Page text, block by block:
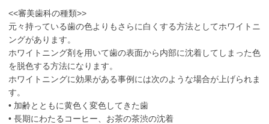
<<審美歯科の種類>>
元々持っている歯の色よりもさらに白くする方法としてホワイトニ
ングがあります。
ホワイトニング剤を用いて歯の表面から内部に沈着してしまった色
を脱色する方法になります。
ホワイトニングに効果がある事例には次のような場合が上げられま
す。
• 加齢とともに黄色く変色してきた歯
• 長期にわたるコーヒー、お茶の茶渋の沈着